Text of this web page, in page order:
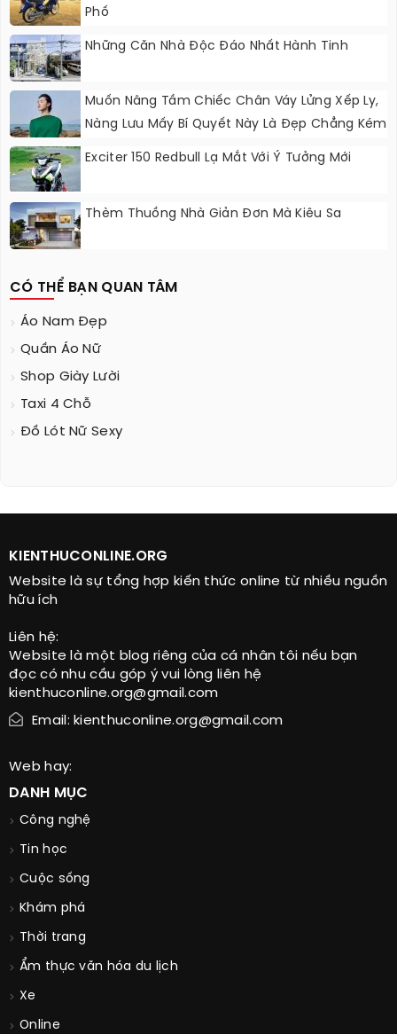
Phố
Những Căn Nhà Độc Đáo Nhất Hành Tinh
Muốn Nâng Tầm Chiếc Chân Váy Lửng Xếp Ly,
Nàng Lưu Mấy Bí Quyết Này Là Đẹp Chẳng Kém
Exciter 150 Redbull Lạ Mắt Với Ý Tưởng Mới
Thèm Thuồng Nhà Giản Đơn Mà Kiêu Sa
CÓ THỂ BẠN QUAN TÂM
Áo Nam Đẹp
Quần Áo Nữ
Shop Giày Lười
Taxi 4 Chỗ
Đồ Lót Nữ Sexy
KIENTHUCONLINE.ORG
Website là sự tổng hợp kiến thức online từ nhiều nguồn
hữu ích
Liên hệ:
Website là một blog riêng của cá nhân tôi nếu bạn
đọc có nhu cầu góp ý vui lòng liên hệ
kienthuconline.org@gmail.com
Email: kienthuconline.org@gmail.com
Web hay:
DANH MỤC
Công nghệ
Tin học
Cuộc sống
Khám phá
Thời trang
Ẩm thực văn hóa du lịch
Xe
Online